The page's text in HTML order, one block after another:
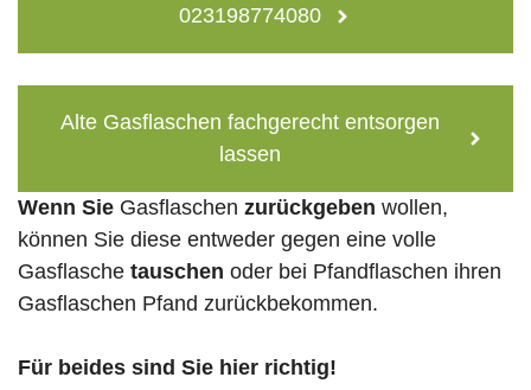
023198774080
Alte Gasflaschen fachgerecht entsorgen
lassen
Wenn Sie Gasflaschen zurückgeben wollen,
können Sie diese entweder gegen eine volle
Gasflasche tauschen oder bei Pfandflaschen ihren
Gasflaschen Pfand zurückbekommen.
Für beides sind Sie hier richtig!